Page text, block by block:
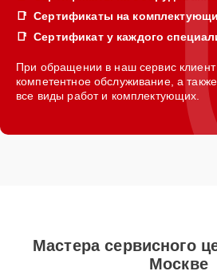
Сертификаты на
Сертификат у каждого
При обращении в наш сервис клиент
компетентное обслуживание, а
все виды работ и комплектующих.
Мастера сервисного
Москве